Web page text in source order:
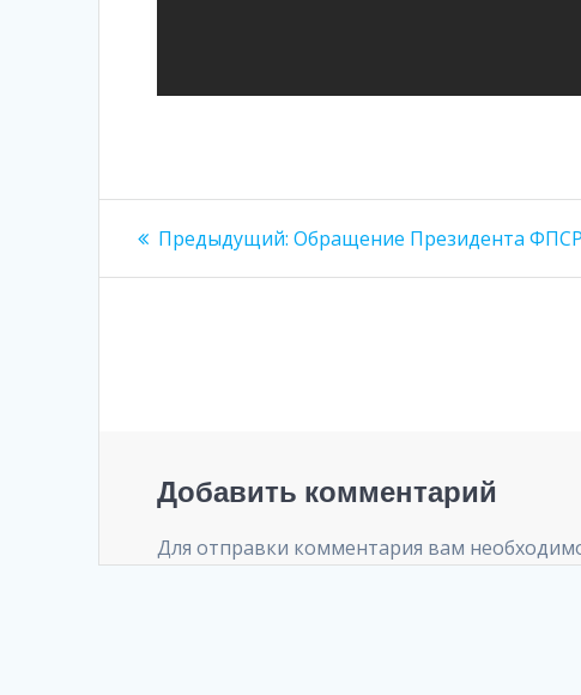
Навигация
по
Предыдущий: Предыдущая
Обращение Президента ФПСР
Добавить комментарий
Для отправки комментария вам